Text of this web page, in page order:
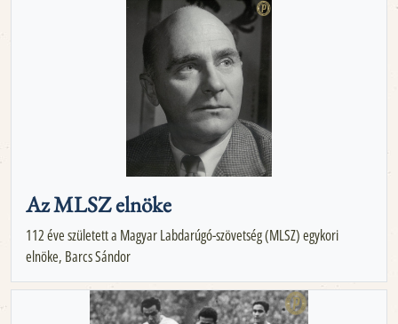
Az MLSZ elnöke
112 éve született a Magyar Labdarúgó-szövetség (MLSZ) egykori
elnöke, Barcs Sándor